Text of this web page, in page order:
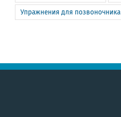
Упражнения для позвоночника